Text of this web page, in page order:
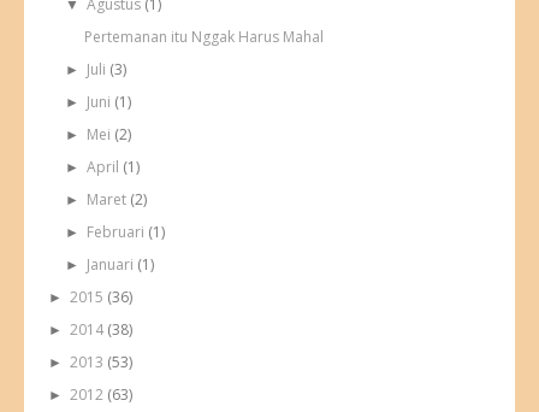
▼Agustus (1)
Pertemanan itu Nggak Harus Mahal
► Juli (3)
► Juni (1)
► Mei (2)
►April (1)
► Maret (2)
► Februari (1)
► Januari (1)
► 2015 (36)
► 2014 (38)
► 2013 (53)
► 2012 (63)